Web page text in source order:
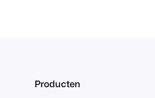
Producten